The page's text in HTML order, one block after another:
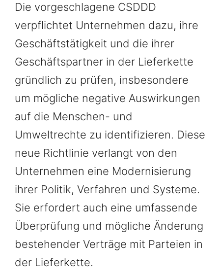
Die vorgeschlagene CSDDD
verpflichtet Unternehmen dazu, ihre
Geschäftstätigkeit und die ihrer
Geschäftspartner in der Lieferkette
gründlich zu prüfen, insbesondere
um mögliche negative Auswirkungen
auf die Menschen- und
Umweltrechte zu identifizieren. Diese
neue Richtlinie verlangt von den
Unternehmen eine Modernisierung
ihrer Politik, Verfahren und Systeme.
Sie erfordert auch eine umfassende
Überprüfung und mögliche Änderung
bestehender Verträge mit Parteien in
der Lieferkette.